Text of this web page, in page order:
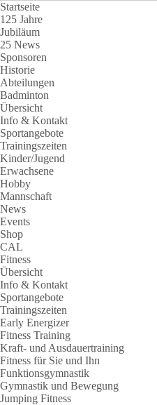
Startseite
125 Jahre
Jubiläum
25 News
Sponsoren
Historie
Abteilungen
Badminton
Übersicht
Info & Kontakt
Sportangebote
Trainingszeiten
Kinder/Jugend
Erwachsene
Hobby
Mannschaft
News
Events
Shop
CAL
Fitness
Übersicht
Info & Kontakt
Sportangebote
Trainingszeiten
Early Energizer
Fitness Training
Kraft- und Ausdauertraining
Fitness für Sie und Ihn
Funktionsgymnastik
Gymnastik und Bewegung
Jumping Fitness